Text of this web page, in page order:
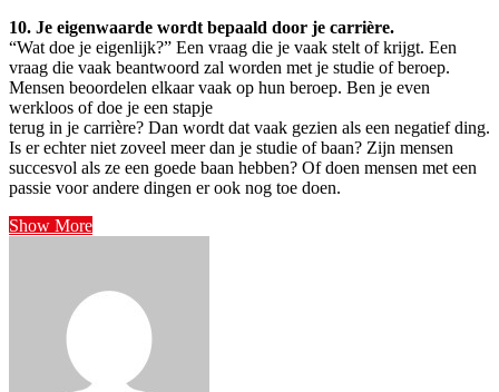
10. Je eigenwaarde wordt bepaald door je carrière.
“Wat doe je eigenlijk?” Een vraag die je vaak stelt of krijgt. Een
vraag die vaak beantwoord zal worden met je studie of beroep.
Mensen beoordelen elkaar vaak op hun beroep. Ben je even
werkloos of doe je een stapje
terug in je carrière? Dan wordt dat vaak gezien als een negatief ding.
Is er echter niet zoveel meer dan je studie of baan? Zijn mensen
succesvol als ze een goede baan hebben? Of doen mensen met een
passie voor andere dingen er ook nog toe doen.
Show More